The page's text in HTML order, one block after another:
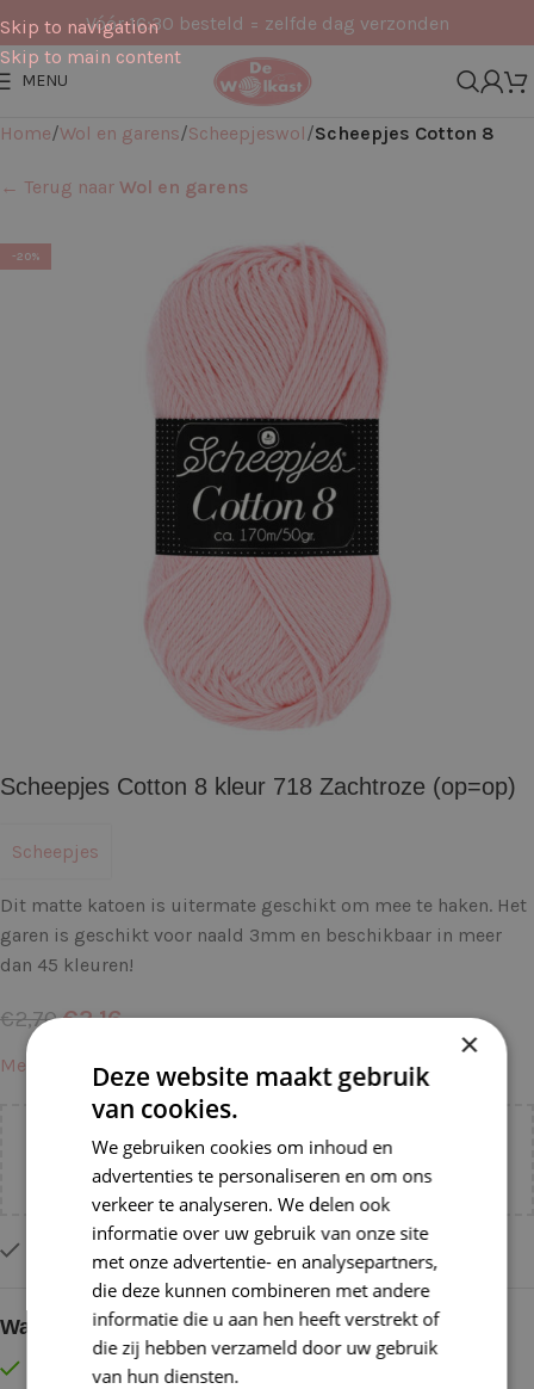
Skip to navigation
Skip to main content
Vóór 16:30 besteld = zelfde dag verzonden
MENU
Home Wol en garens Scheepjeswol Scheepjes Cotton 8
← Terug naar Wol en garens
-20%
Scheepjes Cotton 8 kleur 718 Zachtroze (op=op)
Scheepjes
Dit matte katoen is uitermate geschikt om mee te haken. Het
garen is geschikt voor naald 3mm en beschikbaar in meer
dan 45 kleuren!
€2,70 €2,16
Meer informatie →
Voeg nog€ 55,00toe voorgratis verzending binnen
Op voorraad
Waarom kopen bij de Wolkast?
Lage verzendkosten vanaf € 4,99 binnen NL
×
Deze website maakt gebruik
van cookies.
We gebruiken cookies om inhoud en
advertenties te personaliseren en om ons
verkeer te analyseren. We delen ook
informatie over uw gebruik van onze site
met onze advertentie- en analysepartners,
die deze kunnen combineren met andere
informatie die u aan hen heeft verstrekt of
die zij hebben verzameld door uw gebruik
van hun diensten.